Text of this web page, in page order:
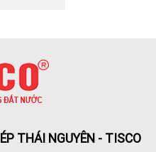
THÁI NGUYÊN - TISCO